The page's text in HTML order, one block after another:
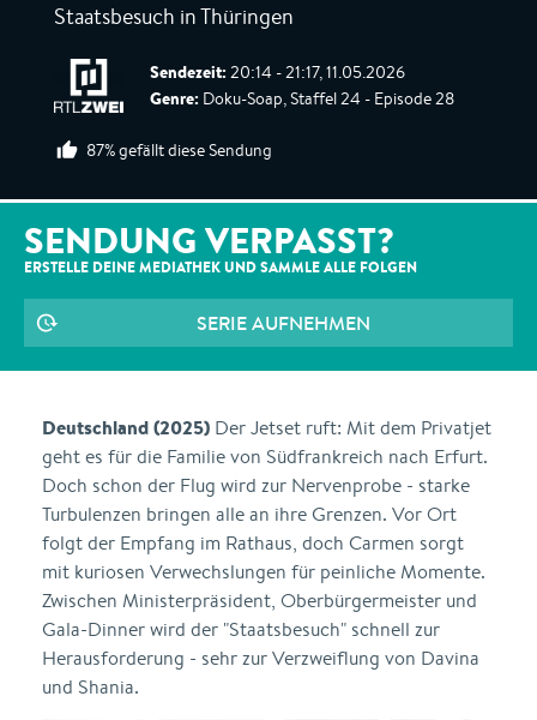
Staatsbesuch in Thüringen
Sendezeit: 20:14 - 21:17, 11.05.2026
Genre: Doku-Soap, Staffel 24 - Episode 28
87% gefällt diese Sendung
SENDUNG VERPASST?
ERSTELLE DEINE MEDIATHEK UND SAMMLE ALLE FOLGEN
SERIE AUFNEHMEN
Deutschland (2025) Der Jetset ruft: Mit dem Privatjet
geht es für die Familie von Südfrankreich nach Erfurt.
Doch schon der Flug wird zur Nervenprobe - starke
Turbulenzen bringen alle an ihre Grenzen. Vor Ort
folgt der Empfang im Rathaus, doch Carmen sorgt
mit kuriosen Verwechslungen für peinliche Momente.
Zwischen Ministerpräsident, Oberbürgermeister und
Gala-Dinner wird der "Staatsbesuch" schnell zur
Herausforderung - sehr zur Verzweiflung von Davina
und Shania.